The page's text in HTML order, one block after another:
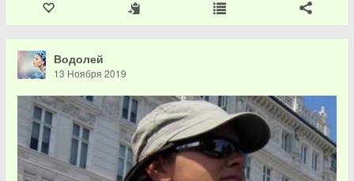
Водолей
13 Ноября 2019